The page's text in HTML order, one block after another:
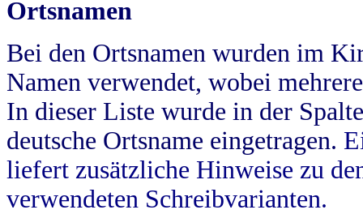
Ortsnamen
Bei den Ortsnamen wurden im
Namen verwendet, wobei
In dieser Liste wurde in der
deutsche Ortsname eingetragen.
liefert zusätzliche Hinweise zu
verwendeten Schreibvarianten.